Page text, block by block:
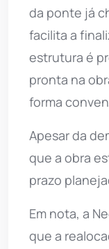
da ponte já
facilita a
estrutura é
pronta na
forma
Apesar da
que a obra
prazo
Em nota, a
que a